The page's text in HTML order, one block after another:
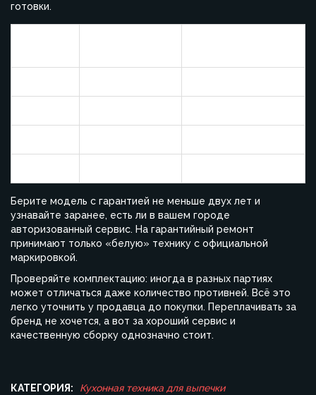
готовки.
Берите модель с гарантией не меньше двух лет и
узнавайте заранее, есть ли в вашем городе
авторизованный сервис. На гарантийный ремонт
принимают только «белую» технику с официальной
маркировкой.
Проверяйте комплектацию: иногда в разных партиях
может отличаться даже количество противней. Всё это
легко уточнить у продавца до покупки. Переплачивать за
бренд не хочется, а вот за хороший сервис и
качественную сборку однозначно стоит.
КАТЕГОРИЯ: Кухонная техника для выпечки